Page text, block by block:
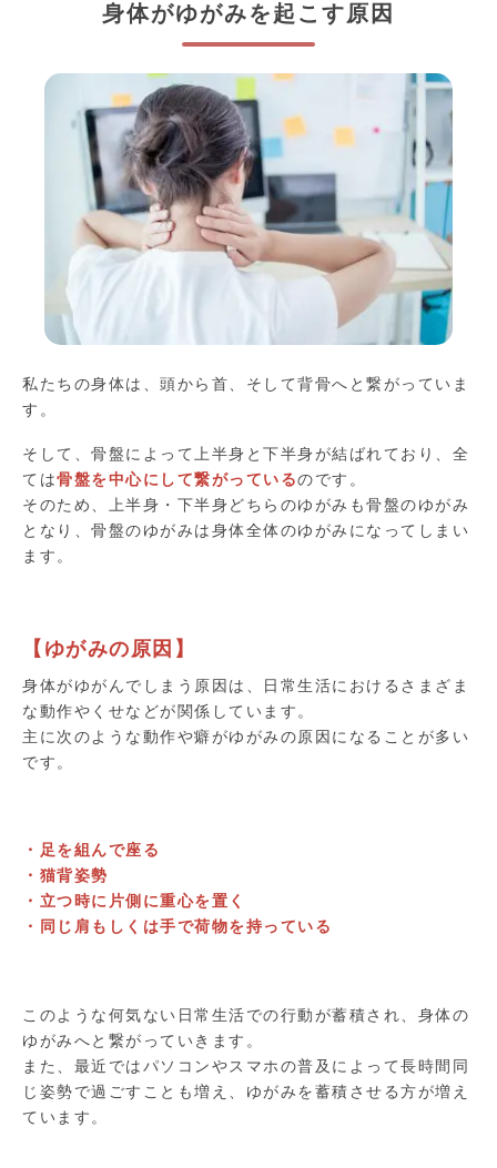
身体がゆがみを起こす原因
私たちの身体は、頭から首、そして背骨へと繋がっていま
す。
そして、骨盤によって上半身と下半身が結ばれており、全
ては骨盤を中心にして繋がっているのです。
そのため、上半身・下半身どちらのゆがみも骨盤のゆがみ
となり、骨盤のゆがみは身体全体のゆがみになってしまい
ます。
【ゆがみの原因】
身体がゆがんでしまう原因は、日常生活におけるさまざま
な動作やくせなどが関係しています。
主に次のような動作や癖がゆがみの原因になることが多い
です。
・足を組んで座る
・猫背姿勢
・立つ時に片側に重心を置く
・同じ肩もしくは手で荷物を持っている
このような何気ない日常生活での行動が蓄積され、身体の
ゆがみへと繋がっていきます。
また、最近ではパソコンやスマホの普及によって長時間同
じ姿勢で過ごすことも増え、ゆがみを蓄積させる方が増え
ています。